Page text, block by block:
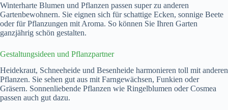
Winterharte Blumen und Pflanzen passen super zu anderen
Gartenbewohnern. Sie eignen sich für schattige Ecken, sonnige Beete
oder für Pflanzungen mit Aroma. So können Sie Ihren Garten
ganzjährig schön gestalten.
Gestaltungsideen und Pflanzpartner
Heidekraut, Schneeheide und Besenheide harmonieren toll mit anderen
Pflanzen. Sie sehen gut aus mit Farngewächsen, Funkien oder
Gräsern. Sonnenliebende Pflanzen wie Ringelblumen oder Cosmea
passen auch gut dazu.